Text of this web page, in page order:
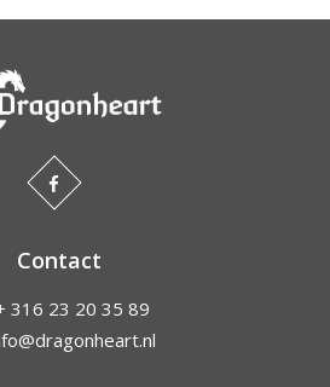
Contact
316 23 20 35 89